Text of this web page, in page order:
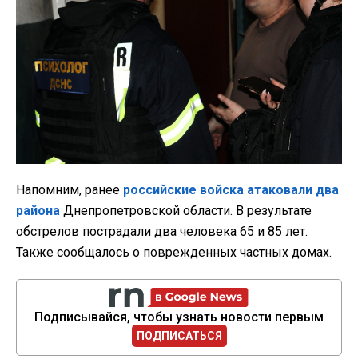
Напомним, ранее российские войска атаковали два
района Днепропетровской области. В результате
обстрелов пострадали два человека 65 и 85 лет.
Также сообщалось о поврежденных частных домах.
Подписывайся, чтобы узнать новости первым
ПОДПИСАТЬСЯ